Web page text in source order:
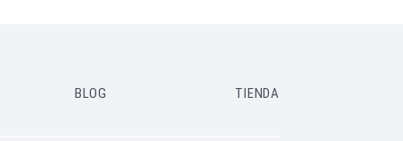
BLOG TIENDA